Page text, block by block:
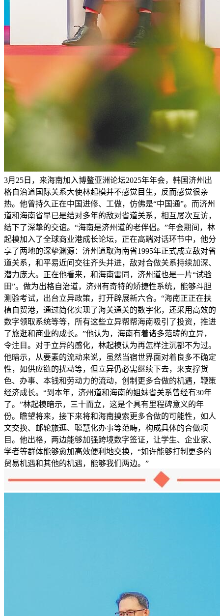
3月25日，来海南加入博鳌亚洲论坛2025年年会，韩国济州出
格自治道国际关系大使林起模并不感觉目生，反而感觉很亲
热。他曾持久正在中国进修、工做，仿佛是“中国通”。而济州
道和海南省早已是结对多年的敌对省道关系，相互屡次互访，
结下了深挚的交谊。“海南是济州道的老伴侣。”年会期间，林
起模加入了全球商业港成长论坛，正在高端对话环节中，他分
享了两地的深挚渊源：济州道取海南省1995年正式成立敌对省
道关系，和平易近间交往齐头并进，敌对合做关系持续加深、
潜力庞大。正在他看来，和海南雷同，济州道也是一片“试验
田”。做为出格自治道，济州有奇特的矫捷性系统，能够斗胆
测验考试，出台立异政策，打开辟展新六合。“海南正正在扶
植自贸港，通过简化实现了海关通关的数字化，还采用高效的
数字领取系统等等，所有这些立异帮帮海南吸引了投资，推进
了旅逛和商业的成长。”他认为，海南有着诸多范畴的立异，
令注目。对于立异的感化，林起模认为再怎样注沉都不为过。
他暗示，从要素的流动来说，虽然当宿世界面对着良多不确定
性，如供应链的扰动等，但立异仍必需继续下去，来支撑货
色、办事、本钱和劳动力的流动，创制更多合做的机遇，鞭策
经济成长。“到本年，济州道和海南的姐妹省关系曾经有30年
了。”林起模暗示，三十而立，这是个具有里程碑意义的年
份。瞻望将来，接下来将和海南摸索更多合做的可能性，如人
文交换、邮轮旅逛、聪慧化办事等范畴，构成具体的合做项
目。他出格，两边能够加强跨境数字签证，让学生、企业家、
学者等群体能够愈加高效便利地交换，“如许能够打制更多的
贸易机遇和其他的机遇，能够我们两边。”